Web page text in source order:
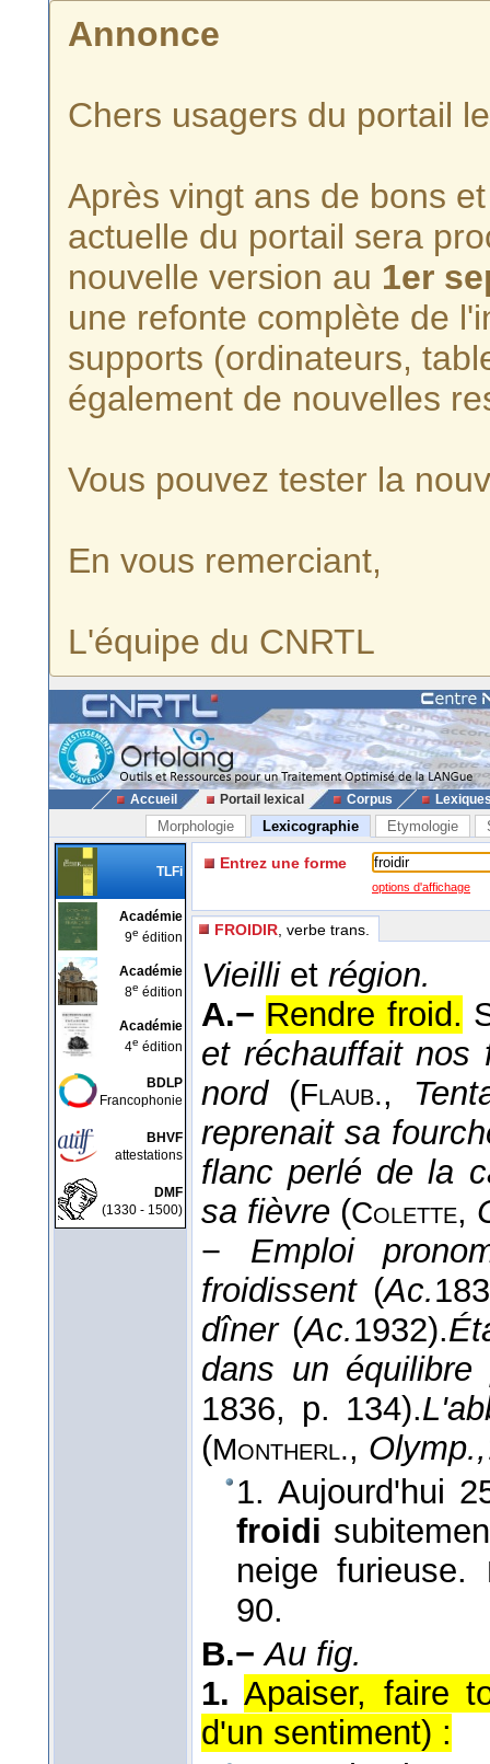
Annonce
Chers usagers du portail
Après vingt ans de bons
actuelle du portail sera
nouvelle version au 1er
une refonte complète de
supports (ordinateurs,
également de nouvelles
Vous pouvez tester la
En vous remerciant,
L'équipe du CNRTL
Accueil Portail lexical Corpus
Morphologie Lexicographie Etymologie
TLFi
Académie
9e édition
Académie
8e édition
Académie
4e édition
BDLP
Francophonie
BHVF
attestations
DMF
(1330 - 1500)
Entrez une forme
options d'affichage
FROIDIR , verbe trans.
Vieilliet région.
A.− Rendre froid.
et réchauffait nos
nord(Flaub.,
reprenait sa
flanc perlé de la
sa fièvre (Colette,
− Emploi
froidissent(Ac.
dîner(Ac.1932).
dans un équilibre
1836, p. 134).
(Montherl., Olymp.,
1. Aujourd'hui
froidi
neige furieuse.
90.
B.− Au fig.
1. Apaiser, faire
d'un sentiment) :